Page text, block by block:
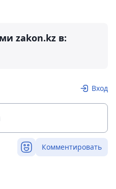
zakon.kz в:
Вход
Комментировать